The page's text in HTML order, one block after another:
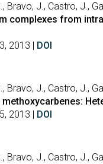
Bravo, J., Castro, J.,
complexes from
2013 | DOI
Bravo, J., Castro, J.,
2013 | DOI
Bravo, J., Castro, J.,